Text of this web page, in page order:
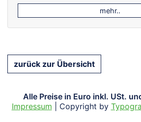
mehr..
zurück zur Übersicht
Alle Preise in Euro inkl. USt.
Impressum | Copyright by